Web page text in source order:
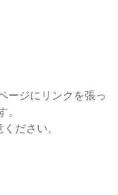
ージにリンクを張っ
ださい。